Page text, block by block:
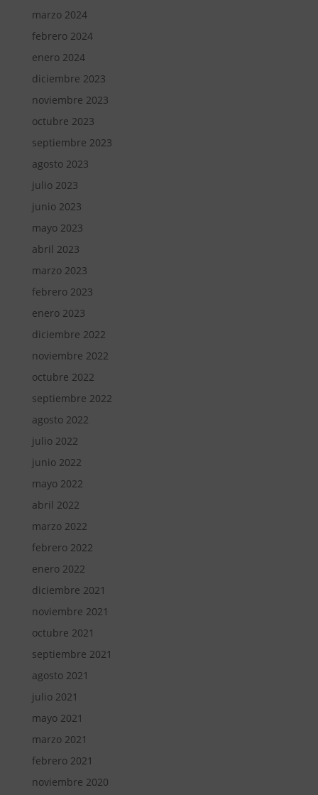
marzo 2024
febrero 2024
enero 2024
diciembre 2023
noviembre 2023
octubre 2023
septiembre 2023
agosto 2023
julio 2023
junio 2023
mayo 2023
abril 2023
marzo 2023
febrero 2023
enero 2023
diciembre 2022
noviembre 2022
octubre 2022
septiembre 2022
agosto 2022
julio 2022
junio 2022
mayo 2022
abril 2022
marzo 2022
febrero 2022
enero 2022
diciembre 2021
noviembre 2021
octubre 2021
septiembre 2021
agosto 2021
julio 2021
mayo 2021
marzo 2021
febrero 2021
noviembre 2020